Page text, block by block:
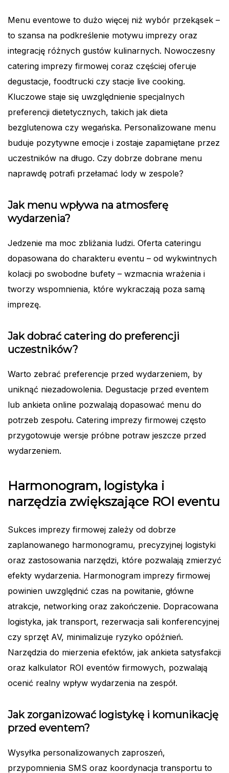
Menu eventowe to dużo więcej niż wybór przekąsek –
to szansa na podkreślenie motywu imprezy oraz
integrację różnych gustów kulinarnych. Nowoczesny
catering imprezy firmowej coraz częściej oferuje
degustacje, foodtrucki czy stacje live cooking.
Kluczowe staje się uwzględnienie specjalnych
preferencji dietetycznych, takich jak dieta
bezglutenowa czy wegańska. Personalizowane menu
buduje pozytywne emocje i zostaje zapamiętane przez
uczestników na długo. Czy dobrze dobrane menu
naprawdę potrafi przełamać lody w zespole?
Jak menu wpływa na atmosferę
wydarzenia?
Jedzenie ma moc zbliżania ludzi. Oferta cateringu
dopasowana do charakteru eventu – od wykwintnych
kolacji po swobodne bufety – wzmacnia wrażenia i
tworzy wspomnienia, które wykraczają poza samą
imprezę.
Jak dobrać catering do preferencji
uczestników?
Warto zebrać preferencje przed wydarzeniem, by
uniknąć niezadowolenia. Degustacje przed eventem
lub ankieta online pozwalają dopasować menu do
potrzeb zespołu. Catering imprezy firmowej często
przygotowuje wersje próbne potraw jeszcze przed
wydarzeniem.
Harmonogram, logistyka i
narzędzia zwiększające ROI eventu
Sukces imprezy firmowej zależy od dobrze
zaplanowanego harmonogramu, precyzyjnej logistyki
oraz zastosowania narzędzi, które pozwalają zmierzyć
efekty wydarzenia. Harmonogram imprezy firmowej
powinien uwzględnić czas na powitanie, główne
atrakcje, networking oraz zakończenie. Dopracowana
logistyka, jak transport, rezerwacja sali konferencyjnej
czy sprzęt AV, minimalizuje ryzyko opóźnień.
Narzędzia do mierzenia efektów, jak ankieta satysfakcji
oraz kalkulator ROI eventów firmowych, pozwalają
ocenić realny wpływ wydarzenia na zespół.
Jak zorganizować logistykę i komunikację
przed eventem?
Wysyłka personalizowanych zaproszeń,
przypomnienia SMS oraz koordynacja transportu to